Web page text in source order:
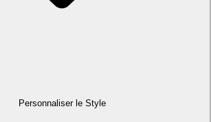
Personnaliser le Style